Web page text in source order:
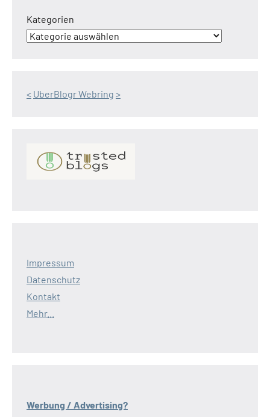
Kategorien
< UberBlogr Webring >
Impressum
Datenschutz
Kontakt
Mehr...
Werbung / Advertising?